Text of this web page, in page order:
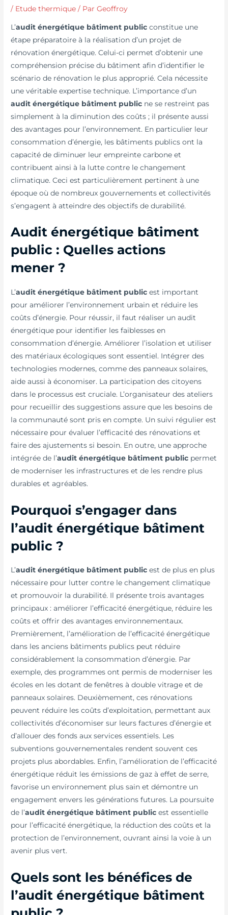
/ Etude thermique / ParGeoffroy
L’audit énergétique bâtiment publicconstitue une
étape préparatoire à la réalisation d’un projet de
rénovation énergétique. Celui-ci permet d’obtenir une
compréhension précise du bâtiment afin d’identifier le
scénario de rénovation le plus approprié. Cela nécessite
une véritable expertise technique. L’importance d’un
audit énergétique bâtiment public ne se restreint pas
simplement à la diminution des coûts ; il présente aussi
des avantages pour l’environnement. En particulier leur
consommation d’énergie, les bâtiments publics ont la
capacité de diminuer leur empreinte carbone et
contribuent ainsi à la lutte contre le changement
climatique. Ceci est particulièrement pertinent à une
époque où de nombreux gouvernements et collectivités
s’engagent à atteindre des objectifs de durabilité.
Audit énergétique bâtiment
public : Quelles actions
mener ?
L’audit énergétique bâtiment publicest important
pour améliorer l’environnement urbain et réduire les
coûts d’énergie. Pour réussir, il faut réaliser un audit
énergétique pour identifier les faiblesses en
consommation d’énergie. Améliorer l’isolation et utiliser
des matériaux écologiques sont essentiel. Intégrer des
technologies modernes, comme des panneaux solaires,
aide aussi à économiser. La participation des citoyens
dans le processus est cruciale. L’organisateur des ateliers
pour recueillir des suggestions assure que les besoins de
la communauté sont pris en compte. Un suivi régulier est
nécessaire pour évaluer l’efficacité des rénovations et
faire des ajustements si besoin. En outre, une approche
intégrée de l’audit énergétique bâtiment public permet
de moderniser les infrastructures et de les rendre plus
durables et agréables.
Pourquoi s’engager dans
l’audit énergétique bâtiment
public ?
L’audit énergétique bâtiment publicest de plus en plus
nécessaire pour lutter contre le changement climatique
et promouvoir la durabilité. Il présente trois avantages
principaux : améliorer l’efficacité énergétique, réduire les
coûts et offrir des avantages environnementaux.
Premièrement, l’amélioration de l’efficacité énergétique
dans les anciens bâtiments publics peut réduire
considérablement la consommation d’énergie. Par
exemple, des programmes ont permis de moderniser les
écoles en les dotant de fenêtres à double vitrage et de
panneaux solaires. Deuxièmement, ces rénovations
peuvent réduire les coûts d’exploitation, permettant aux
collectivités d’économiser sur leurs factures d’énergie et
d’allouer des fonds aux services essentiels. Les
subventions gouvernementales rendent souvent ces
projets plus abordables. Enfin, l’amélioration de l’efficacité
énergétique réduit les émissions de gaz à effet de serre,
favorise un environnement plus sain et démontre un
engagement envers les générations futures. La poursuite
de l’audit énergétique bâtiment publicest essentielle
pour l’efficacité énergétique, la réduction des coûts et la
protection de l’environnement, ouvrant ainsi la voie à un
avenir plus vert.
Quels sont les bénéfices de
l’audit énergétique bâtiment